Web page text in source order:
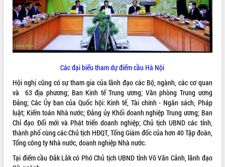
QUY HOẠCH - KẾ HOẠCH
Các đại biểu tham dự điểm cầu Hà Nội
Hội nghị cũng có sự tham gia của lãnh đạo các Bộ, ngành, các cơ quan
và 63 địa phương; Ban Kinh tế Trung ương; Văn phòng Trung ương
Đảng; Các Ủy ban của Quốc hội: Kinh tế, Tài chính - Ngân sách, Pháp
luật; Kiểm toán Nhà nước; Đảng ủy Khối doanh nghiệp Trung ương; Ban
Chỉ đạo Đổi mới và Phát triển doanh nghiệp; Chủ tịch UBND các tỉnh,
thành phố cùng các Chủ tịch HĐQT, Tổng Giám đốc của hơn 40 Tập đoàn,
Tổng công ty Nhà nước, doanh nghiệp Nhà nước.
Tại điểm cầu Đắk Lắk có Phó Chủ tịch UBND tỉnh Võ Văn Cảnh, lãnh đạo